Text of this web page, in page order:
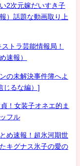
2次元嫁だいすき子
）話題な動画取り上
トラ芸能情報局！
速報）
の未解決事件簿へよ
じるな編）]
！女装子オネエ的ま
フル
め速報！超氷河期世
キグナス氷子の愛の